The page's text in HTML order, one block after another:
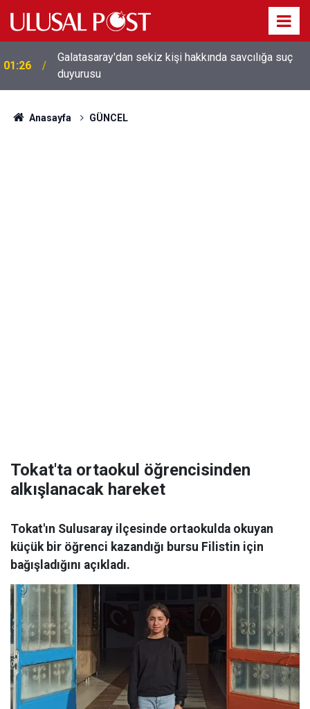
01:26
Galatasaray'dan sekiz kişi hakkında savcılığa suç
duyurusu
Anasayfa GÜNCEL
Tokat'ta ortaokul öğrencisinden
alkışlanacak hareket
Tokat'ın Sulusaray ilçesinde ortaokulda okuyan
küçük bir öğrenci kazandığı bursu Filistin için
bağışladığını açıkladı.